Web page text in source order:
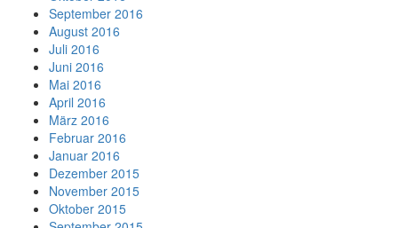
September 2016
August 2016
Juli 2016
Juni 2016
Mai 2016
April 2016
März 2016
Februar 2016
Januar 2016
Dezember 2015
November 2015
Oktober 2015